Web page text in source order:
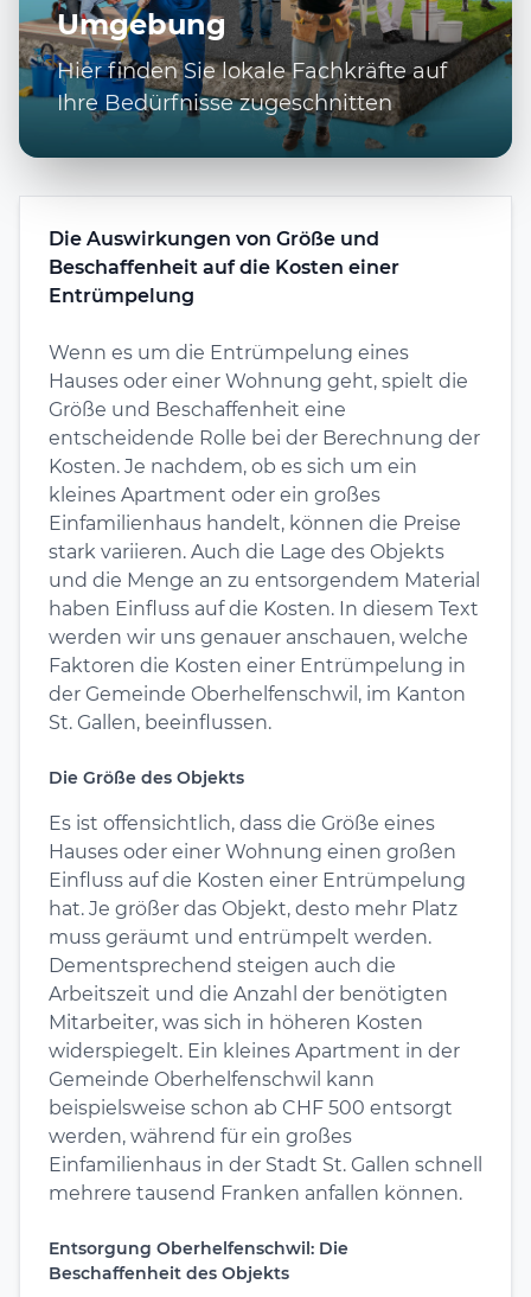
Umgebung
Hier finden Sie lokale Fachkräfte auf
Ihre Bedürfnisse zugeschnitten
Die Auswirkungen von Größe und
Beschaffenheit auf die Kosten einer
Entrümpelung
Wenn es um die Entrümpelung eines
Hauses oder einer Wohnung geht, spielt die
Größe und Beschaffenheit eine
entscheidende Rolle bei der Berechnung der
Kosten. Je nachdem, ob es sich um ein
kleines Apartment oder ein großes
Einfamilienhaus handelt, können die Preise
stark variieren. Auch die Lage des Objekts
und die Menge an zu entsorgendem Material
haben Einfluss auf die Kosten. In diesem Text
werden wir uns genauer anschauen, welche
Faktoren die Kosten einer Entrümpelung in
der Gemeinde Oberhelfenschwil, im Kanton
St. Gallen, beeinflussen.
Die Größe des Objekts
Es ist offensichtlich, dass die Größe eines
Hauses oder einer Wohnung einen großen
Einfluss auf die Kosten einer Entrümpelung
hat. Je größer das Objekt, desto mehr Platz
muss geräumt und entrümpelt werden.
Dementsprechend steigen auch die
Arbeitszeit und die Anzahl der benötigten
Mitarbeiter, was sich in höheren Kosten
widerspiegelt. Ein kleines Apartment in der
Gemeinde Oberhelfenschwil kann
beispielsweise schon ab CHF 500 entsorgt
werden, während für ein großes
Einfamilienhaus in der Stadt St. Gallen schnell
mehrere tausend Franken anfallen können.
Entsorgung Oberhelfenschwil: Die
Beschaffenheit des Objekts